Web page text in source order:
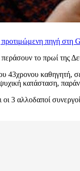
πηγή στη
το πρωί της
43χρονου καθηγητή,
κατάσταση,
3 αλλοδαποί